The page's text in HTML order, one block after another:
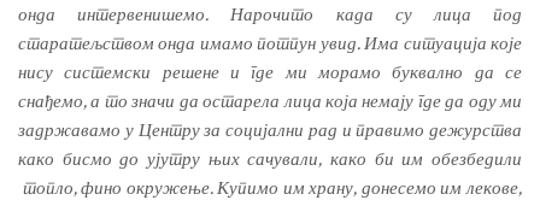
онда интервенишемо. Нарочито када су лица под
старатељством онда имамо потпун увид. Има ситуација које
нису системски решене и где ми морамо буквално да се
снађемо, а то значи да остарела лица која немају где да оду ми
задржавамо у Центру за социјални рад и правимо дежурства
како бисмо до ујутру њих сачували, како би им обезбедили
топло, фино окружење. Купимо им храну, донесемо им лекове,